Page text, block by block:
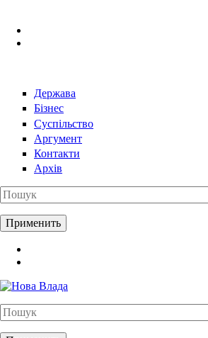
Держава
Бізнес
Суспільство
Аргумент
Контакти
Архів